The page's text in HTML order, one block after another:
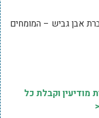
אבן גביש – המומחים
וקבלת כל